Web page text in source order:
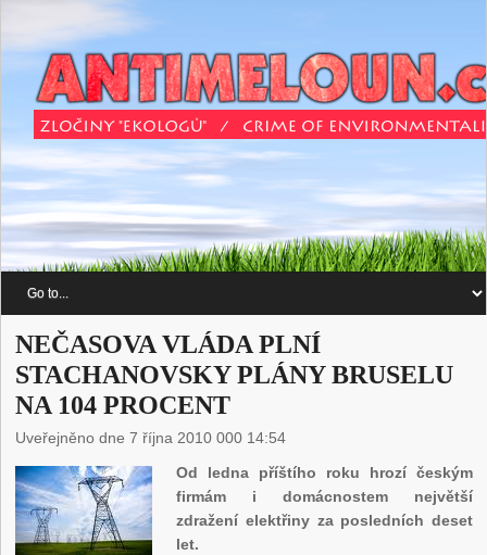
NEČASOVA VLÁDA PLNÍ
STACHANOVSKY PLÁNY BRUSELU
NA 104 PROCENT
Uveřejněno dne 7 října 2010 000 14:54
Od ledna příštího roku hrozí českým
firmám i domácnostem největší
zdražení elektřiny za posledních deset
let.